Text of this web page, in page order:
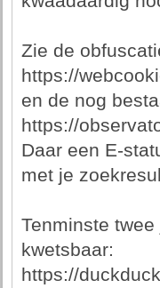
Zie de
https://
en de nog
https://
Daar een E-
met je
Tenminste
kwetsbaar:
https://